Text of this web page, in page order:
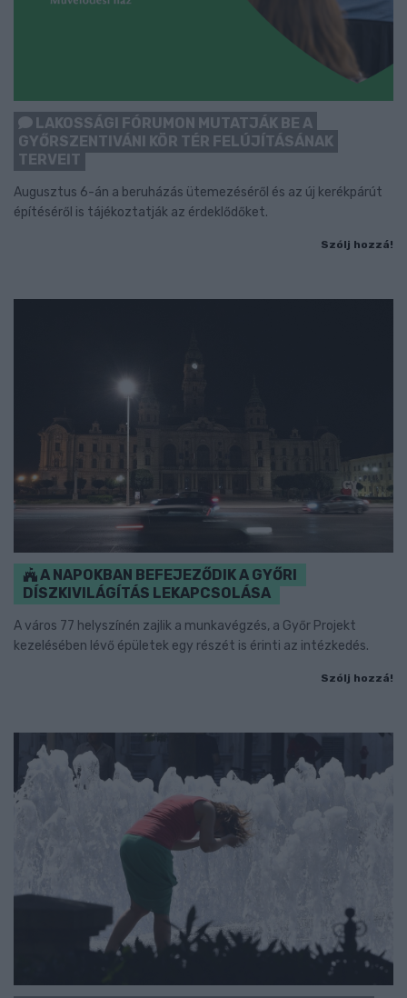
LAKOSSÁGI FÓRUMON MUTATJÁK BE A
GYŐRSZENTIVÁNI KÖR TÉR FELÚJÍTÁSÁNAK
TERVEIT
Augusztus 6-án a beruházás ütemezéséről és az új kerékpárút
építéséről is tájékoztatják az érdeklődőket.
Szólj hozzá!
A NAPOKBAN BEFEJEZŐDIK A GYŐRI
DÍSZKIVILÁGÍTÁS LEKAPCSOLÁSA
A város 77 helyszínén zajlik a munkavégzés, a Győr Projekt
kezelésében lévő épületek egy részét is érinti az intézkedés.
Szólj hozzá!